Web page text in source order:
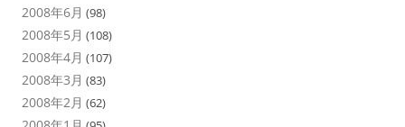
2008年6月 (98)
2008年5月 (108)
2008年4月 (107)
2008年3月 (83)
2008年2月 (62)